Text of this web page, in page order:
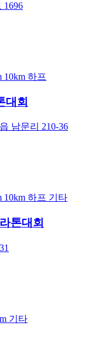
1696
10km 하프
대회
남문리 210-36
10km 하프 기타
톤대회
기타